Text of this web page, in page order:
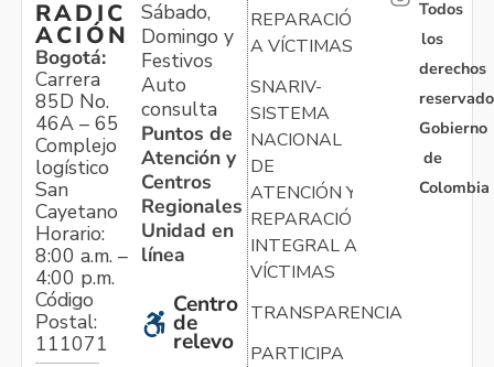
RADIC
ACIÓN
Bogotá:
Carrera
85D No.
46A – 65
Complejo
logístico
San
Cayetano
Horario:
8:00 a.m. –
4:00 p.m.
Código
Postal:
111071
Sábado,
Domingo y
Festivos
Auto
consulta
Puntos de
Atención y
Centros
Regionales
Unidad en
línea
Centro
de
relevo
REPARACIÓN
A VÍCTIMAS
SNARIV-
SISTEMA
NACIONAL
DE
ATENCIÓN Y
REPARACIÓN
INTEGRAL A
VÍCTIMAS
TRANSPARENCIA
PARTICIPA
Todos
los
derechos
Gobierno
de
Colombia